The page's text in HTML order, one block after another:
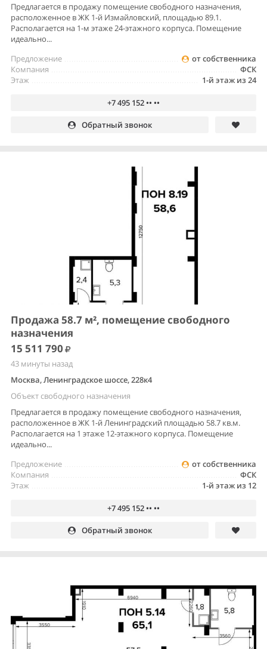
Предлагается в продажу помещение свободного назначения,
расположенное в ЖК 1-й Измайловский, площадью 89.1.
Располагается на 1-м этаже 24-этажного корпуса. Помещение
идеально...
от собственника
Предложение
ФСК
Компания
1-й этаж из 24
Этаж
+7 495 152 •• ••
Обратный звонок
Продажа 58.7 м², помещение свободного
назначения
15 511 790
43 минуты назад
Москва, Ленинградское шоссе, 228к4
Объект свободного назначения
Предлагается в продажу помещение свободного назначения,
расположенное в ЖК 1-й Ленинградский площадью 58.7 кв.м.
Располагается на 1 этаже 12-этажного корпуса. Помещение
идеально...
от собственника
Предложение
ФСК
Компания
1-й этаж из 12
Этаж
+7 495 152 •• ••
Обратный звонок